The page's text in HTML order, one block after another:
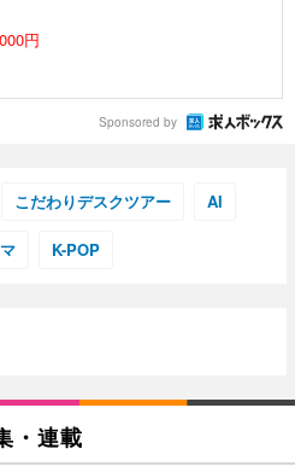
円
Sponsored by
こだわりデスクツアー AI
K-POP
・連載